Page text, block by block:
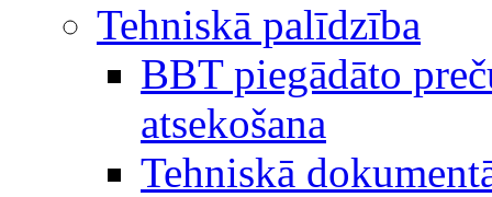
Tehniskā palīdzība
BBT piegādāto
atsekošana
Tehniskā